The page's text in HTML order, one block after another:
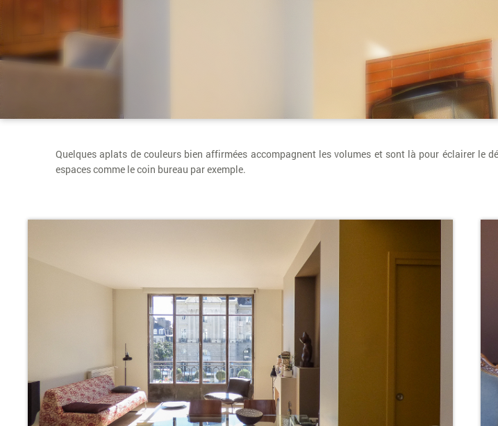
Quelques aplats de couleurs bien affirmées accompagnent les volumes et sont là pour éclairer
espaces comme le coin bureau par exemple.